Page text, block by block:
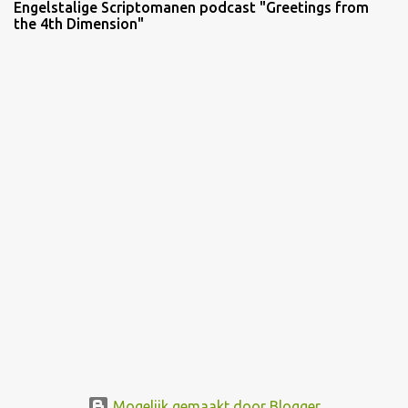
Engelstalige Scriptomanen podcast "Greetings from
the 4th Dimension"